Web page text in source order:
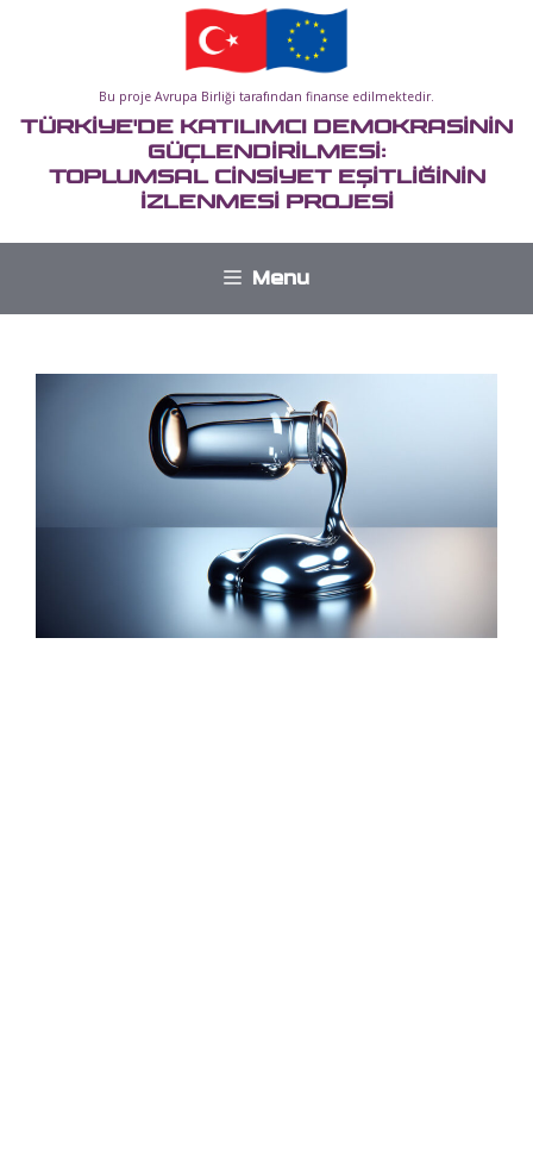
Bu proje Avrupa Birliği tarafından finanse edilmektedir.
TÜRKİYE'DE KATILIMCI DEMOKRASİNİN
GÜÇLENDİRİLMESİ:
TOPLUMSAL CİNSİYET EŞİTLİĞİNİN
İZLENMESİ PROJESİ
Menu